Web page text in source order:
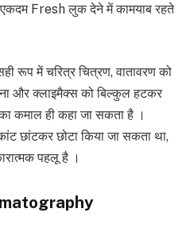
Fresh लुक देने में कामयाब रहते
रूप में चरित्र चित्रण, वातावरण को
और क्लाइमैक्स को बिल्कुल हटकर
कमाल ही कहा जा सकता है ।
छांटकर छोटा किया जा सकता था,
पहलू है ।